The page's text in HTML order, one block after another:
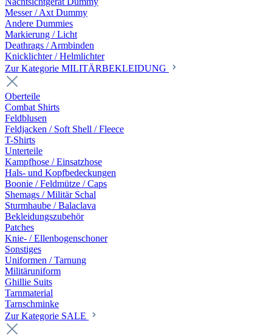
Messer / Axt Dummy
Andere Dummies
Markierung / Licht
Deathrags / Armbinden
Knicklichter / Helmlichter
Zur Kategorie MILITÄRBEKLEIDUNG
Oberteile
Combat Shirts
Feldblusen
Feldjacken / Soft Shell / Fleece
T-Shirts
Unterteile
Kampfhose / Einsatzhose
Hals- und Kopfbedeckungen
Boonie / Feldmütze / Caps
Shemags / Militär Schal
Sturmhaube / Balaclava
Bekleidungszubehör
Patches
Knie- / Ellenbogenschoner
Sonstiges
Uniformen / Tarnung
Militäruniform
Ghillie Suits
Tarnmaterial
Tarnschminke
Zur Kategorie SALE